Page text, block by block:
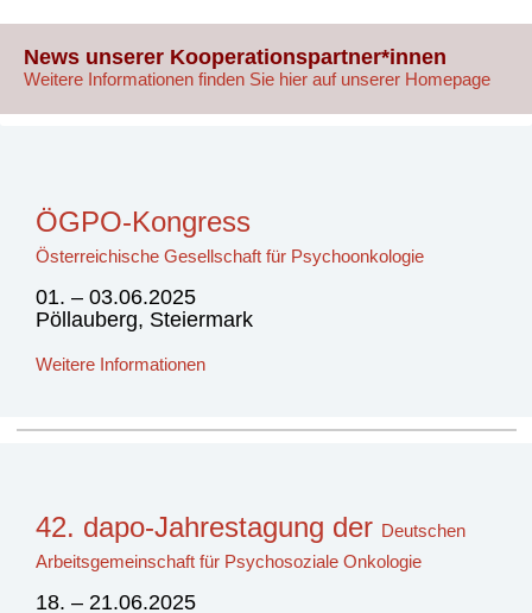
News unserer Kooperationspartner*innen
Weitere Informationen finden Sie hier auf unserer Homepage
ÖGPO-Kongress
Österreichische Gesellschaft für Psychoonkologie
01. – 03.06.2025
Pöllauberg, Steiermark
Weitere Informationen
42. dapo-Jahrestagung der Deutschen
Arbeitsgemeinschaft für Psychosoziale Onkologie
18. – 21.06.2025